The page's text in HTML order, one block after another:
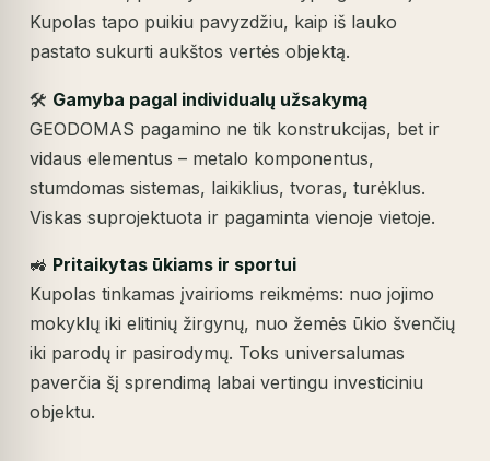
Kupolas tapo puikiu pavyzdžiu, kaip iš lauko
pastato sukurti aukštos vertės objektą.
🛠️ Gamyba pagal individualų užsakymą
GEODOMAS pagamino ne tik konstrukcijas, bet ir
vidaus elementus – metalo komponentus,
stumdomas sistemas, laikiklius, tvoras, turėklus.
Viskas suprojektuota ir pagaminta vienoje vietoje.
🚜 Pritaikytas ūkiams ir sportui
Kupolas tinkamas įvairioms reikmėms: nuo jojimo
mokyklų iki elitinių žirgynų, nuo žemės ūkio švenčių
iki parodų ir pasirodymų. Toks universalumas
paverčia šį sprendimą labai vertingu investiciniu
objektu.